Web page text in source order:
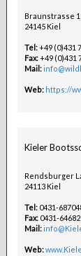
Braunstrasse
24145 Kiel
Tel:+49 (0)431
Fax:+49 (0)431
Mail:
Web: https://
Kieler
Rendsburger
24113 Kiel
Tel:0431-
Fax:0431-64682
Mail:
Web: